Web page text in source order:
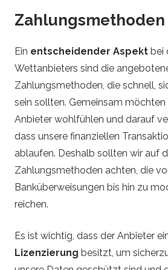
Zahlungsmethoden
Ein entscheidender Aspekt bei
Wettanbieters sind die
Zahlungsmethoden, die schnell,
sein sollten. Gemeinsam möchten
Anbieter wohlfühlen und darauf
dass unsere finanziellen
ablaufen. Deshalb sollten wir auf
Zahlungsmethoden achten, die
Banküberweisungen bis hin zu
reichen.
Es ist wichtig, dass der Anbieter
Lizenzierung besitzt, um